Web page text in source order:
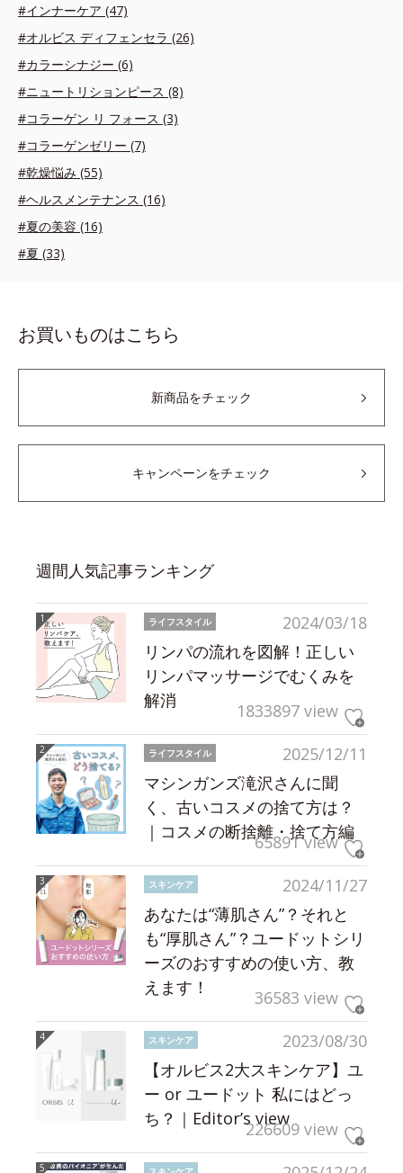
#インナーケア (47)
#オルビス ディフェンセラ (26)
#カラーシナジー (6)
#ニュートリションピース (8)
#コラーゲン リ フォース (3)
#コラーゲンゼリー (7)
#乾燥悩み (55)
#ヘルスメンテナンス (16)
#夏の美容 (16)
#夏 (33)
お買いものはこちら
新商品をチェック
キャンペーンをチェック
週間人気記事ランキング
2024/03/18
ライフスタイル
リンパの流れを図解！正しい
リンパマッサージでむくみを
解消
1833897 view
2025/12/11
ライフスタイル
マシンガンズ滝沢さんに聞
く、古いコスメの捨て方は？
｜コスメの断捨離・捨て方編
65891 view
2024/11/27
スキンケア
あなたは“薄肌さん”？それと
も“厚肌さん”？ユードットシリ
ーズのおすすめの使い方、教
えます！
36583 view
2023/08/30
スキンケア
【オルビス2大スキンケア】ユ
ー or ユードット 私にはどっ
ち？｜Editor’s view226609 view